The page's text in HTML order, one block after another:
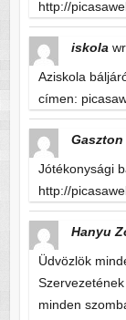
http://
iskola
Aziskola
címen:
Gaszton
Jótékonysági
http://
Hanyu
Üdvözlök
minden